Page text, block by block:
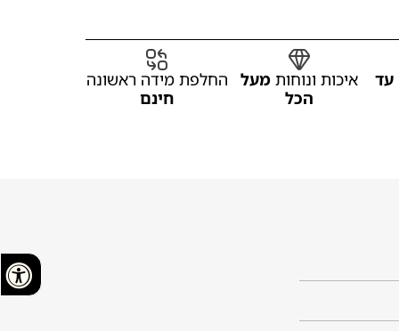
עד איכות ונוחות מעל
הכל
החלפת מידה ראשונה
חינם